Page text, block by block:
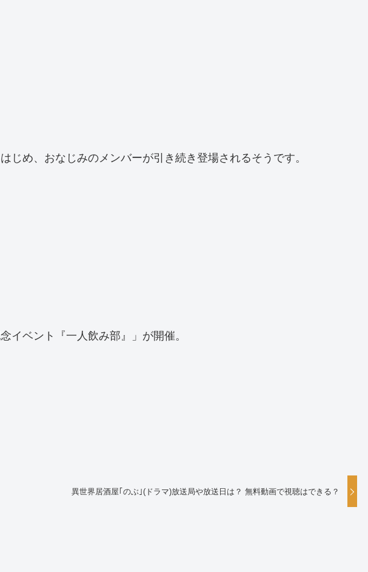
め、おなじみのメンバーが引き続き登場されるそうです。
イベント『一人飲み部』」が開催。
異世界居酒屋｢のぶ｣(ドラマ)放送局や放送日は？ 無料動画で視聴はできる？